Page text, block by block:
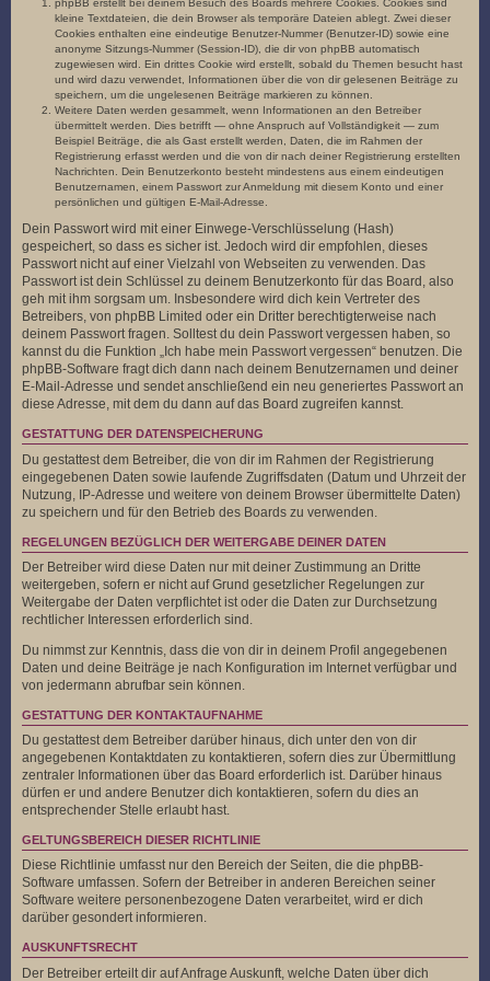
phpBB erstellt bei deinem Besuch des Boards mehrere Cookies. Cookies sind
kleine Textdateien, die dein Browser als temporäre Dateien ablegt. Zwei dieser
Cookies enthalten eine eindeutige Benutzer-Nummer (Benutzer-ID) sowie eine
anonyme Sitzungs-Nummer (Session-ID), die dir von phpBB automatisch
zugewiesen wird. Ein drittes Cookie wird erstellt, sobald du Themen besucht hast
und wird dazu verwendet, Informationen über die von dir gelesenen Beiträge zu
speichern, um die ungelesenen Beiträge markieren zu können.
Weitere Daten werden gesammelt, wenn Informationen an den Betreiber
übermittelt werden. Dies betrifft — ohne Anspruch auf Vollständigkeit — zum
Beispiel Beiträge, die als Gast erstellt werden, Daten, die im Rahmen der
Registrierung erfasst werden und die von dir nach deiner Registrierung erstellten
Nachrichten. Dein Benutzerkonto besteht mindestens aus einem eindeutigen
Benutzernamen, einem Passwort zur Anmeldung mit diesem Konto und einer
persönlichen und gültigen E-Mail-Adresse.
Dein Passwort wird mit einer Einwege-Verschlüsselung (Hash)
gespeichert, so dass es sicher ist. Jedoch wird dir empfohlen, dieses
Passwort nicht auf einer Vielzahl von Webseiten zu verwenden. Das
Passwort ist dein Schlüssel zu deinem Benutzerkonto für das Board, also
geh mit ihm sorgsam um. Insbesondere wird dich kein Vertreter des
Betreibers, von phpBB Limited oder ein Dritter berechtigterweise nach
deinem Passwort fragen. Solltest du dein Passwort vergessen haben, so
kannst du die Funktion „Ich habe mein Passwort vergessen“ benutzen. Die
phpBB-Software fragt dich dann nach deinem Benutzernamen und deiner
E-Mail-Adresse und sendet anschließend ein neu generiertes Passwort an
diese Adresse, mit dem du dann auf das Board zugreifen kannst.
GESTATTUNG DER DATENSPEICHERUNG
Du gestattest dem Betreiber, die von dir im Rahmen der Registrierung
eingegebenen Daten sowie laufende Zugriffsdaten (Datum und Uhrzeit der
Nutzung, IP-Adresse und weitere von deinem Browser übermittelte Daten)
zu speichern und für den Betrieb des Boards zu verwenden.
REGELUNGEN BEZÜGLICH DER WEITERGABE DEINER DATEN
Der Betreiber wird diese Daten nur mit deiner Zustimmung an Dritte
weitergeben, sofern er nicht auf Grund gesetzlicher Regelungen zur
Weitergabe der Daten verpflichtet ist oder die Daten zur Durchsetzung
rechtlicher Interessen erforderlich sind.
Du nimmst zur Kenntnis, dass die von dir in deinem Profil angegebenen
Daten und deine Beiträge je nach Konfiguration im Internet verfügbar und
von jedermann abrufbar sein können.
GESTATTUNG DER KONTAKTAUFNAHME
Du gestattest dem Betreiber darüber hinaus, dich unter den von dir
angegebenen Kontaktdaten zu kontaktieren, sofern dies zur Übermittlung
zentraler Informationen über das Board erforderlich ist. Darüber hinaus
dürfen er und andere Benutzer dich kontaktieren, sofern du dies an
entsprechender Stelle erlaubt hast.
GELTUNGSBEREICH DIESER RICHTLINIE
Diese Richtlinie umfasst nur den Bereich der Seiten, die die phpBB-
Software umfassen. Sofern der Betreiber in anderen Bereichen seiner
Software weitere personenbezogene Daten verarbeitet, wird er dich
darüber gesondert informieren.
AUSKUNFTSRECHT
Der Betreiber erteilt dir auf Anfrage Auskunft, welche Daten über dich